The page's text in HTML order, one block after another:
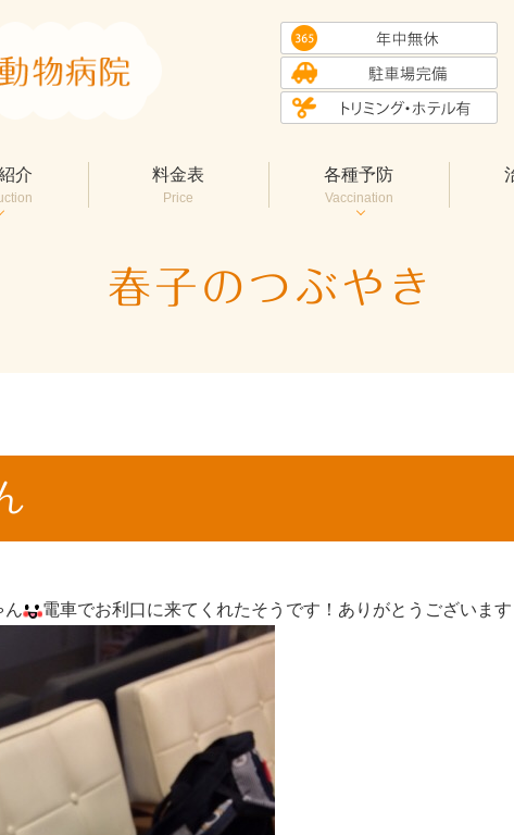
介 料金表
Price
各種予防
Vaccination
春子のつぶやき
ん 電車でお利口に来てくれたそうです！ありがとうございます